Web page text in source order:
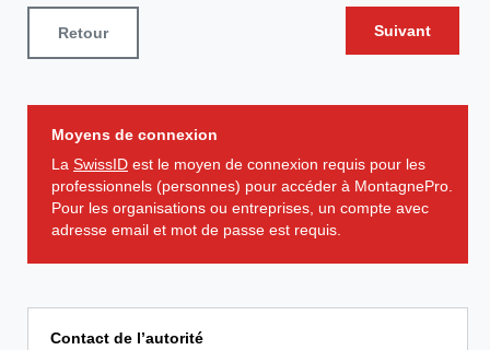
Retour Suivant
Moyens de connexion
La SwissID est le moyen de connexion requis pour les
professionnels (personnes) pour accéder à MontagnePro.
Pour les organisations ou entreprises, un compte avec
adresse email et mot de passe est requis.
Contact de l’autorité